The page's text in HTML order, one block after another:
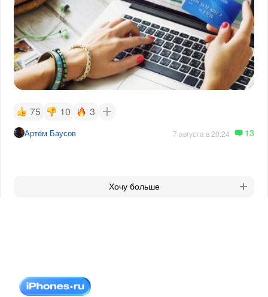
75 10 3
Артём Баусов 7 августа в 20:24 13
Хочу больше